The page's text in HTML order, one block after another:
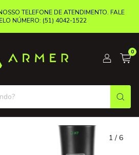
TELEFONE DE ATENDIMENTO. FALE
NÚMERO: (51) 4042-1522
0
1 / 6